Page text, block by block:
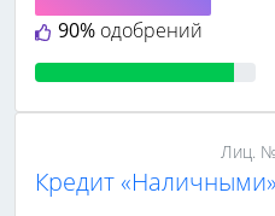
90% одобрений
Лиц.
Кредит «Наличными»